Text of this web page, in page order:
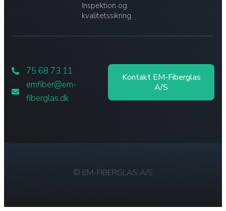
Inspektion og
kvalitetssikring
75 68 73 11
emfiber@em-
fiberglas.dk
Kontakt EM-Fiberglas
A/S
© EM-FIBERGLAS A/S